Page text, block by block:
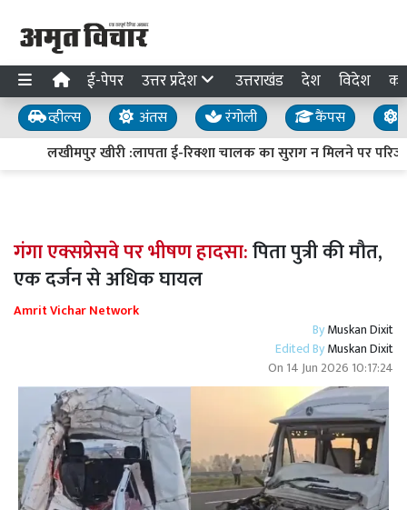
ई-पेपर उत्तर प्रदेश उत्तराखंड देश विदेश
व्हील्स अंतस रंगोली कैंपस
लखीमपुर खीरी :लापता ई-रिक्शा चालक का सुराग न मिलने पर
गंगा एक्सप्रेसवे पर भीषण हादसा:पिता पुत्री की मौत,
एक दर्जन से अधिक घायल
Amrit Vichar Network
ByMuskan Dixit
Edited ByMuskan Dixit
On 14 Jun 2026 10:17:24